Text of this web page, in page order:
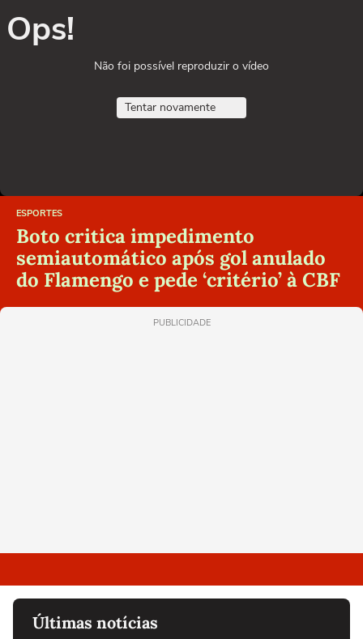
Ops!
Não foi possível reproduzir o vídeo
Tentar novamente
ESPORTES
Boto critica impedimento
semiautomático após gol anulado
do Flamengo e pede ‘critério’ à CBF
PUBLICIDADE
Últimas notícias